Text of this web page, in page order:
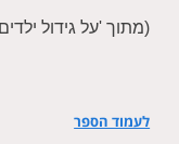
(מתוך 'על גידול
לעמוד הספר